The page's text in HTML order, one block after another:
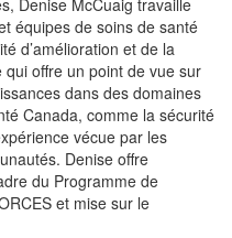
Denise McCuaig travaille
équipes de soins de santé
d’amélioration et de la
offre un point de vue sur
dans des domaines
Canada, comme la sécurité
vécue par les
Denise offre
du Programme de
et mise sur le